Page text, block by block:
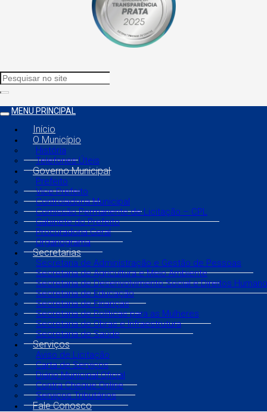
MENU PRINCIPAL
Início
O Município
História
Telefones Úteis
Governo Municipal
Prefeito
Vice Prefeito
Controladoria Municipal
Comissão Permanente de Licitação – CPL
Gabinete do Prefeito
Procuradoria Geral
Organograma
Secretarias
Secretaria de Administração e Gestão de Pessoas
Secretaria de Agricultura e Meio Ambiente
Secretaria de Desenvolvimento Social e Direitos
Secretaria de Educação
Secretaria de Finanças
Secretaria de Políticas para as Mulheres
Secretaria de Obras e Infraestrutura
Secretaria de Saúde
Serviços
Aviso de Licitação
Carta de Serviços
Diário Municipal Oficial
Contra Cheque Online
Serviços Tributários
Fale Conosco